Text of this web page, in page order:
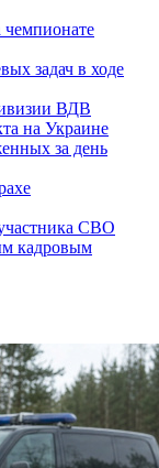
чемпионате
задач в ходе
ВДВ
на Украине
за день
СВО
кадровым